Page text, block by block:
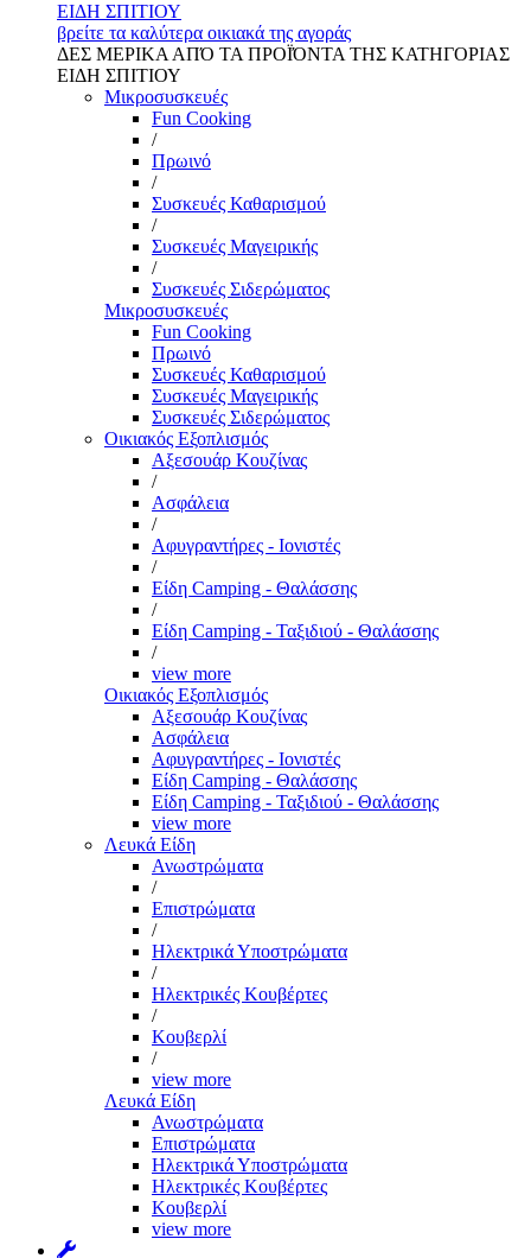
ΕΙΔΗ ΣΠΙΤΙΟΥ
βρείτε τα καλύτερα οικιακά της αγοράς
ΔΕΣ ΜΕΡΙΚΑ ΑΠΌ ΤΑ ΠΡΟΪΌΝΤΑ ΤΗΣ ΚΑΤΗΓΟΡΙΑΣ
ΕΙΔΗ ΣΠΙΤΙΟΥ
Μικροσυσκευές
Fun Cooking
/
Πρωινό
/
Συσκευές Καθαρισμού
/
Συσκευές Μαγειρικής
/
Συσκευές Σιδερώματος
Μικροσυσκευές
Fun Cooking
Πρωινό
Συσκευές Καθαρισμού
Συσκευές Μαγειρικής
Συσκευές Σιδερώματος
Οικιακός Εξοπλισμός
Αξεσουάρ Κουζίνας
/
Ασφάλεια
/
Αφυγραντήρες - Ιονιστές
/
Είδη Camping - Θαλάσσης
/
Είδη Camping - Ταξιδιού - Θαλάσσης
/
view more
Οικιακός Εξοπλισμός
Αξεσουάρ Κουζίνας
Ασφάλεια
Αφυγραντήρες - Ιονιστές
Είδη Camping - Θαλάσσης
Είδη Camping - Ταξιδιού - Θαλάσσης
view more
Λευκά Είδη
Ανωστρώματα
/
Επιστρώματα
/
Ηλεκτρικά Υποστρώματα
/
Ηλεκτρικές Κουβέρτες
/
Κουβερλί
/
view more
Λευκά Είδη
Ανωστρώματα
Επιστρώματα
Ηλεκτρικά Υποστρώματα
Ηλεκτρικές Κουβέρτες
Κουβερλί
view more